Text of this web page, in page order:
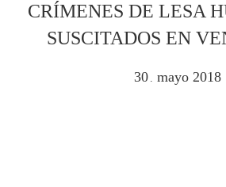
CRÍMENES DE LESA
SUSCITADOS EN
30 . mayo 2018